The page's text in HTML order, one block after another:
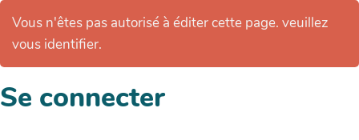
Vous n'êtes pas autorisé à éditer cette page. veuillez
vous identifier.
Se connecter